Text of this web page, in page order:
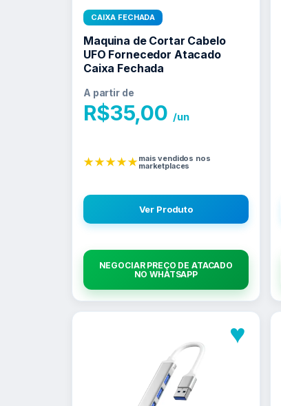
CAIXA FECHADA
Maquina de Cortar Cabelo
UFO Fornecedor Atacado
Caixa Fechada
A partir de
R$35,00 /un
★★★★★mais vendidos nos
marketplaces
Ver Produto
NEGOCIAR PREÇO DE ATACADO
NO WHATSAPP
♥